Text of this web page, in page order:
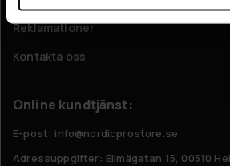
Reklamationer
Kontakta oss
Online kundtjänst:
E-post: info@nordicprostore.se
Adressuppgifter: Elimägatan 15, 00510